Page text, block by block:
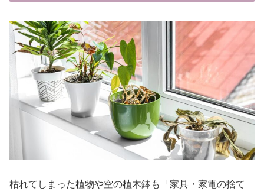
枯れてしまった植物や空の植木鉢も「家具・家電の捨て